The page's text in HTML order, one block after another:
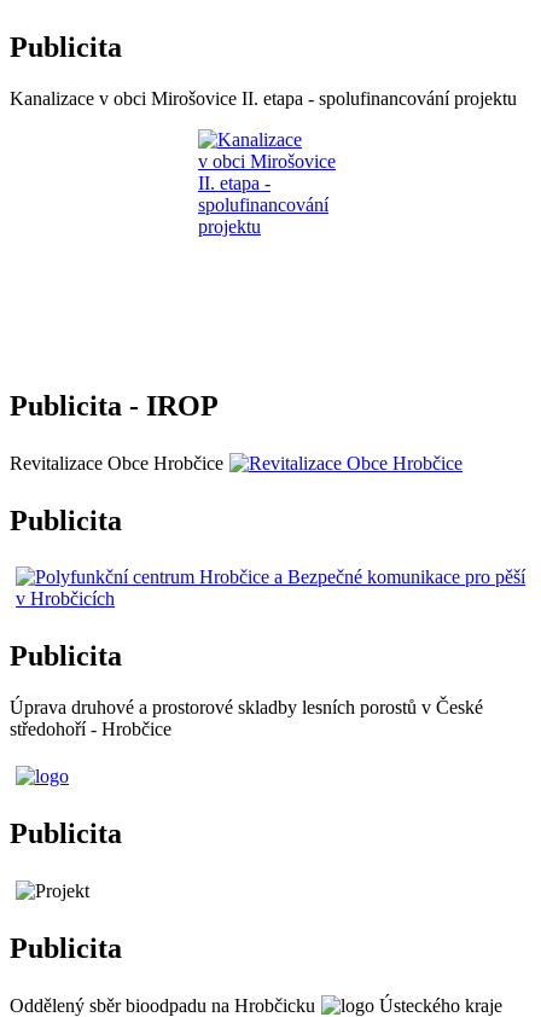
Publicita
Kanalizace v obci Mirošovice II. etapa - spolufinancování projektu
Publicita - IROP
Revitalizace Obce Hrobčice
Publicita
Publicita
Úprava druhové a prostorové skladby lesních porostů v České
středohoří - Hrobčice
Publicita
Publicita
Oddělený sběr bioodpadu na Hrobčicku